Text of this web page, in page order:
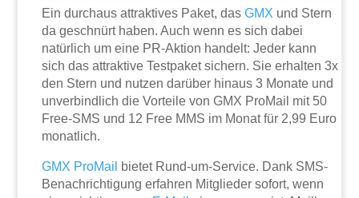
Ein durchaus attraktives Paket, dasGMX und Stern
da geschnürt haben. Auch wenn es sich dabei
natürlich um eine PR-Aktion handelt: Jeder kann
sich das attraktive Testpaket sichern. Sie erhalten 3x
den Stern und nutzen darüber hinaus 3 Monate und
unverbindlich die Vorteile von GMX ProMail mit 50
Free-SMS und 12 Free MMS im Monat für 2,99 Euro
monatlich.
GMX ProMail
bietet Rund-um-Service. Dank SMS-
Benachrichtigung erfahren Mitglieder sofort, wenn